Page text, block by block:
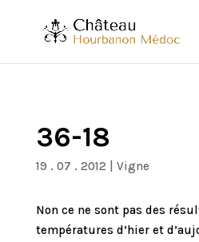
36-18
19 . 07 . 2012 Vigne
Non ce ne sont pas des
températures d’hier et